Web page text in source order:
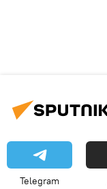
Telegram